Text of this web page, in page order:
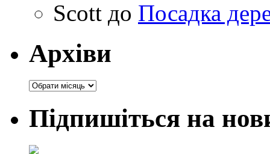
Scott до Посадка
Архіви
Архіви
Підпишіться на